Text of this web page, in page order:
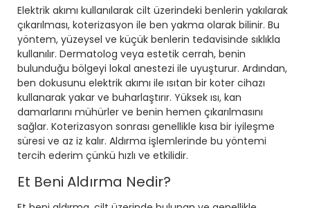
Elektrik akımı kullanılarak cilt üzerindeki benlerin yakılarak
çıkarılması, koterizasyon ile ben yakma olarak bilinir. Bu
yöntem, yüzeysel ve küçük benlerin tedavisinde sıklıkla
kullanılır. Dermatolog veya estetik cerrah, benin
bulunduğu bölgeyi lokal anestezi ile uyuşturur. Ardından,
ben dokusunu elektrik akımı ile ısıtan bir koter cihazı
kullanarak yakar ve buharlaştırır. Yüksek ısı, kan
damarlarını mühürler ve benin hemen çıkarılmasını
sağlar. Koterizasyon sonrası genellikle kısa bir iyileşme
süresi ve az iz kalır. Aldırma işlemlerinde bu yöntemi
tercih ederim çünkü hızlı ve etkilidir.
Et Beni Aldırma Nedir?